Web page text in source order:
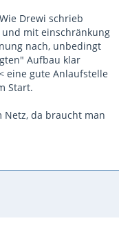
Drewi schrieb
und mit einschränkung
nach, unbedingt
Aufbau klar
eine gute Anlaufstelle
Start.
Netz, da braucht man